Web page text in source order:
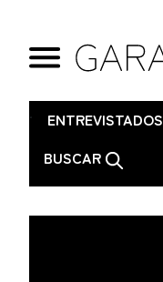
. ENTREVISTADOS
BUSCAR